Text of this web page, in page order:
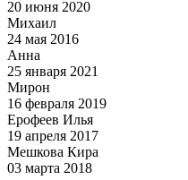
20 июня 2020
Михаил
24 мая 2016
Анна
25 января 2021
Мирон
16 февраля 2019
Ерофеев Илья
19 апреля 2017
Мешкова Кира
03 марта 2018